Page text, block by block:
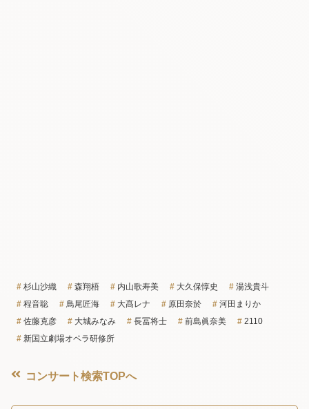
杉山沙織 森翔梧 内山歌寿美 大久保惇史
湯浅貴斗
程音聡
鳥尾匠海 大髙レナ 原田奈於
河田まりか
佐藤克彦
大城みなみ 長冨将士 前島眞奈美
2110
新国立劇場オペラ研修所
コンサート検索TOPへ